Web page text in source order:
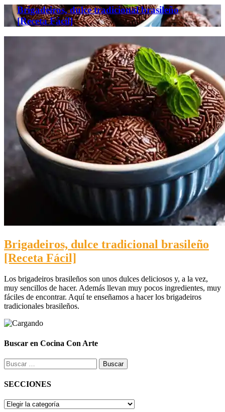
Brigadeiros, dulce tradicional brasileño
[Receta Fácil]
Brigadeiros, dulce tradicional brasileño
[Receta Fácil]
Los brigadeiros brasileños son unos dulces deliciosos y, a la vez,
muy sencillos de hacer. Además llevan muy pocos ingredientes, muy
fáciles de encontrar. Aquí te enseñamos a hacer los brigadeiros
tradicionales brasileños.
Buscar en Cocina Con Arte
Buscar:
SECCIONES
SECCIONES